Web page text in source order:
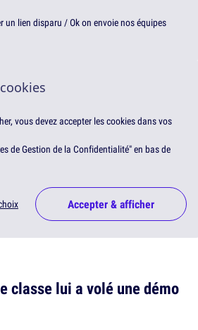
un lien disparu / Ok on envoie nos équipes
vous devez accepter les cookies dans vos
de Gestion de la Confidentialité" en bas de
Accepter & afficher
classe lui a volé une démo